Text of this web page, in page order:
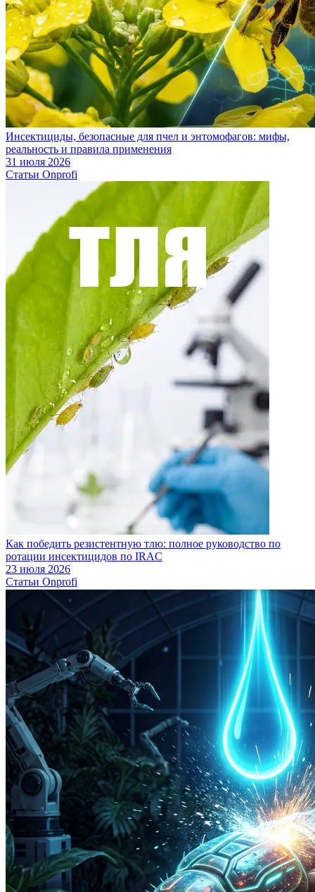
Инсектициды, безопасные для пчел и энтомофагов: мифы,
реальность и правила применения
31 июля 2026
Статьи Onprofi
Как победить резистентную тлю: полное руководство по
ротации инсектицидов по IRAC
23 июля 2026
Статьи Onprofi